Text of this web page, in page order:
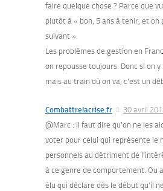
faire quelque chose ? Parce que
plutôt à « bon, 5 ans à tenir, et on
suivant ».
Les problèmes de gestion en
on repousse toujours. Donc si on y
mais au train où on va, c’est un
Combattrelacrise.fr
30 avril
@Marc : il faut dire qu’on ne les
voter pour celui qui représente le
personnels au détriment de
à ce genre de comportement. Ou
élu qui déclare dès le début qu’il